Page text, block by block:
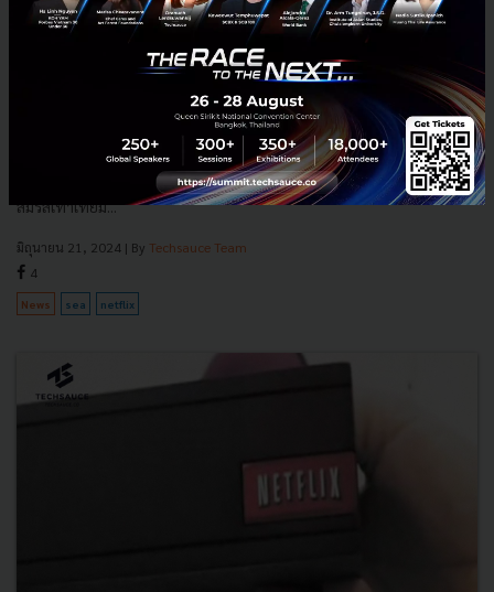
Netflix มุ่งลงทุนซีรี่ย์เพิ่มในไทย ‘สมรสเท่าเทียม’ สร้างโอกาสนำ
Netflix สตรีมมิ่งภาพยนตร์ที่ใหญ่ที่สุดในโลก ประกาศเดินหน้าสร้างหนัง
ซีรี่ส์ และรายการท้องถิ่นมากขึ้นในเอเชียตะวันออกเฉียงใต้ แรงหนุนจาก
สมรสเท่าเทียม...
มิถุนายน 21, 2024 | By Techsauce Team
4
News sea netflix